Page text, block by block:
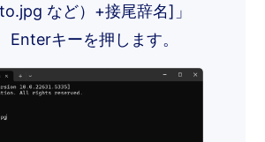
など）+接尾辞名]」
Enterキーを押します。